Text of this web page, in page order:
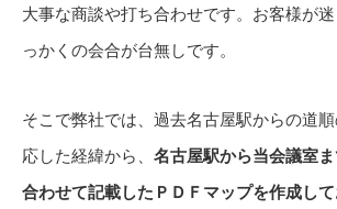
大事な商談や打ち合わせです。お客様が
っかくの会合が台無しです。
そこで弊社では、過去名古屋駅からの道
応した経緯から、 名古屋駅から当会議室
合わせて記載したＰＤＦマップを作成し